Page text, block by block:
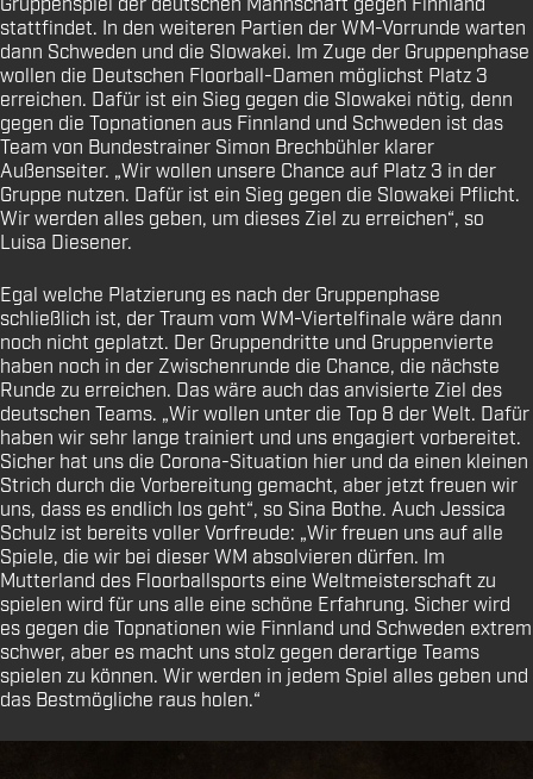
Gruppenspiel der deutschen Mannschaft gegen Finnland
stattfindet. In den weiteren Partien der WM-Vorrunde warten
dann Schweden und die Slowakei. Im Zuge der Gruppenphase
wollen die Deutschen Floorball-Damen möglichst Platz 3
erreichen. Dafür ist ein Sieg gegen die Slowakei nötig, denn
gegen die Topnationen aus Finnland und Schweden ist das
Team von Bundestrainer Simon Brechbühler klarer
Außenseiter. „Wir wollen unsere Chance auf Platz 3 in der
Gruppe nutzen. Dafür ist ein Sieg gegen die Slowakei Pflicht.
Wir werden alles geben, um dieses Ziel zu erreichen“, so
Luisa Diesener.
Egal welche Platzierung es nach der Gruppenphase
schließlich ist, der Traum vom WM-Viertelfinale wäre dann
noch nicht geplatzt. Der Gruppendritte und Gruppenvierte
haben noch in der Zwischenrunde die Chance, die nächste
Runde zu erreichen. Das wäre auch das anvisierte Ziel des
deutschen Teams. „Wir wollen unter die Top 8 der Welt. Dafür
haben wir sehr lange trainiert und uns engagiert vorbereitet.
Sicher hat uns die Corona-Situation hier und da einen kleinen
Strich durch die Vorbereitung gemacht, aber jetzt freuen wir
uns, dass es endlich los geht“, so Sina Bothe. Auch Jessica
Schulz ist bereits voller Vorfreude: „Wir freuen uns auf alle
Spiele, die wir bei dieser WM absolvieren dürfen. Im
Mutterland des Floorballsports eine Weltmeisterschaft zu
spielen wird für uns alle eine schöne Erfahrung. Sicher wird
es gegen die Topnationen wie Finnland und Schweden extrem
schwer, aber es macht uns stolz gegen derartige Teams
spielen zu können. Wir werden in jedem Spiel alles geben und
das Bestmögliche raus holen.“